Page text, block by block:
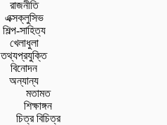
রাজনীতি
এক্সক্লুসিভ
শিল্প-সাহিত্য
খেলাধুলা
তথ্যপ্রযুক্তি
বিনোদন
অন্যান্য
মতামত
শিক্ষাঙ্গন
চিত্র বিচিত্র